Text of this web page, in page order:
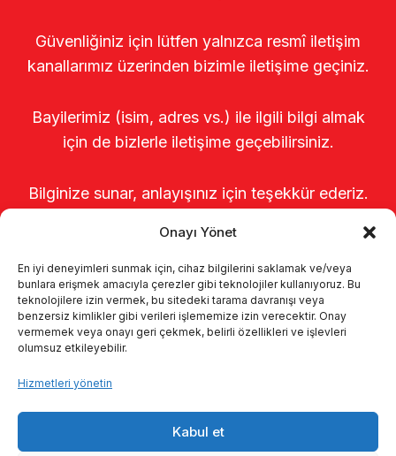
Onayı Yönet
En iyi deneyimleri sunmak için, cihaz bilgilerini saklamak ve/veya
bunlara erişmek amacıyla çerezler gibi teknolojiler kullanıyoruz. Bu
teknolojilere izin vermek, bu sitedeki tarama davranışı veya
benzersiz kimlikler gibi verileri işlememize izin verecektir. Onay
vermemek veya onayı geri çekmek, belirli özellikleri ve işlevleri
olumsuz etkileyebilir.
Hizmetleri yönetin
Kabul et
Güvenliğiniz için lütfen yalnızca resmî iletişim
kanallarımız üzerinden bizimle iletişime geçiniz.
Bayilerimiz (isim, adres vs.) ile ilgili bilgi almak
için de bizlerle iletişime geçebilirsiniz.
Bilginize sunar, anlayışınız için teşekkür ederiz.
Kalite politikamız